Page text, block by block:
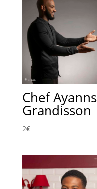
Chef Ayanns
Grandisson
2€